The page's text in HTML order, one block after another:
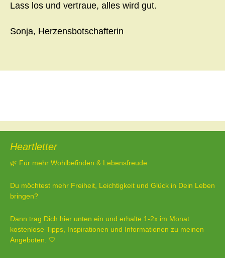
Lass los und vertraue, alles wird gut.
Sonja, Herzensbotschafterin
Heartletter
🌿 Für mehr Wohlbefinden & Lebensfreude
Du möchtest mehr Freiheit, Leichtigkeit und Glück in Dein Leben
bringen?
Dann trag Dich hier unten ein und erhalte 1-2x im Monat
kostenlose Tipps, Inspirationen und Informationen zu meinen
Angeboten. 🤍